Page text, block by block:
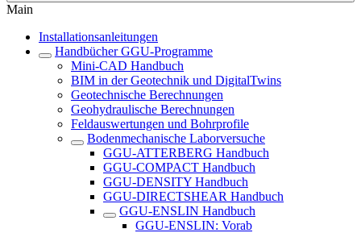
Main
Installationsanleitungen
Handbücher GGU-Programme
Mini-CAD Handbuch
BIM in der Geotechnik und DigitalTwins
Geotechnische Berechnungen
Geohydraulische Berechnungen
Feldauswertungen und Bohrprofile
Bodenmechanische Laborversuche
GGU-ATTERBERG Handbuch
GGU-COMPACT Handbuch
GGU-DENSITY Handbuch
GGU-DIRECTSHEAR Handbuch
GGU-ENSLIN Handbuch
GGU-ENSLIN: Vorab